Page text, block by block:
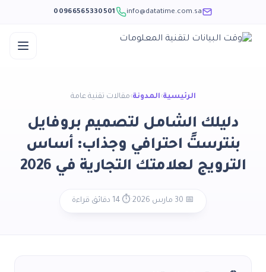
info@datatime.com.sa
00966565330501
الرئيسية›المدونة›مقالات تقنية عامة
دليلك الشامل لتصميم بروفايل
بنترستً احترافي وجذاب: أساس
الترويج لعلامتك التجارية في 2026
📅 30 مارس 2026 ·⏱️ 14 دقائق قراءة